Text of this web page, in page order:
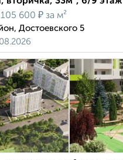
105 600 ₽ за м²
Достоевского 5